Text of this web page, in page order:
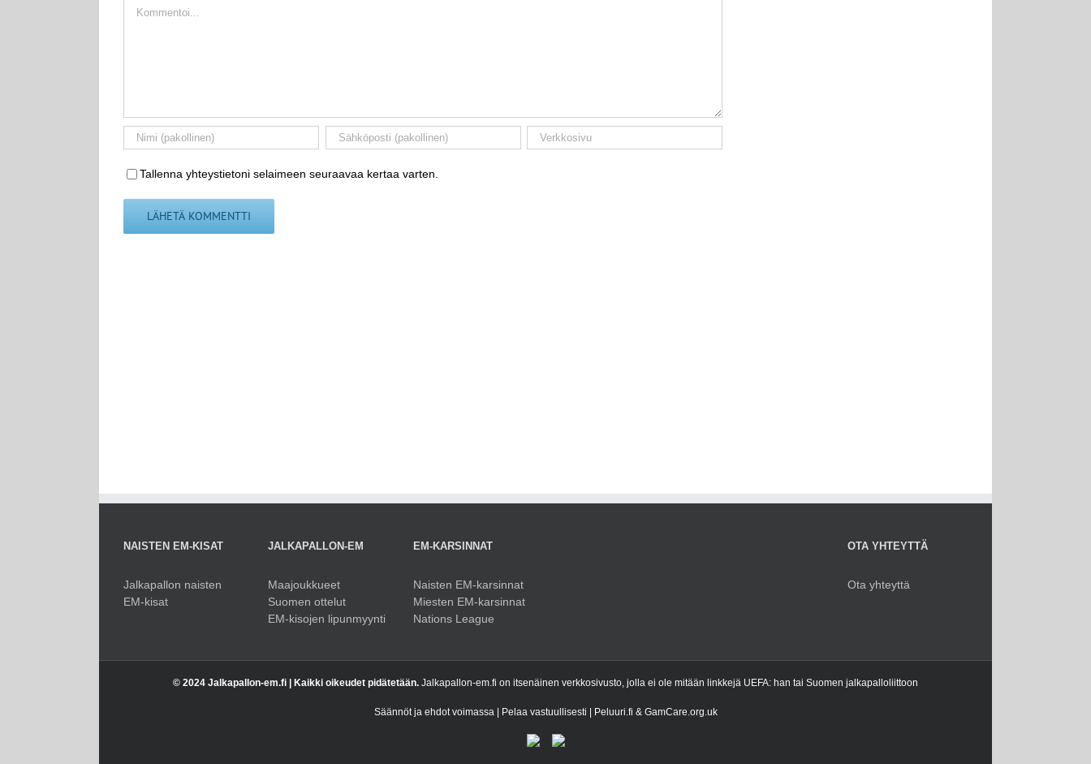
Tallenna yhteystietoni selaimeen seuraavaa kertaa varten.
NAISTEN EM-KISAT
Jalkapallon naisten
EM-kisat
JALKAPALLON-EM
Maajoukkueet
Suomen ottelut
EM-kisojen lipunmyynti
EM-KARSINNAT
Naisten EM-karsinnat
Miesten EM-karsinnat
Nations League
OTA YHTEYTTÄ
Ota yhteyttä
© 2024 Jalkapallon-em.fi | Kaikki oikeudet pidätetään. Jalkapallon-em.fi on itsenäinen verkkosivusto, jolla ei ole mitään linkkejä UEFA: han tai Suomen jalkapalloliittoon
Säännöt ja ehdot voimassa | Pelaa vastuullisesti | Peluuri.fi & GamCare.org.uk